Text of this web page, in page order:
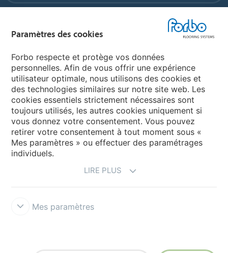
Selectionnez un pays
Sélectionnez votre pays
Paramètres des cookies
Forbo respecte et protège vos données
personnelles. Afin de vous offrir une expérience
utilisateur optimale, nous utilisons des cookies et
des technologies similaires sur notre site web. Les
cookies essentiels strictement nécessaires sont
toujours utilisés, les autres cookies uniquement si
vous donnez votre consentement. Vous pouvez
retirer votre consentement à tout moment sous «
Mes paramètres » ou effectuer des paramétrages
individuels.
LIRE PLUS
Mes paramètres